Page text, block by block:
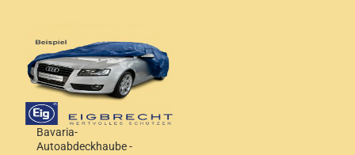
Bavaria-
Autoabdeckhaube -